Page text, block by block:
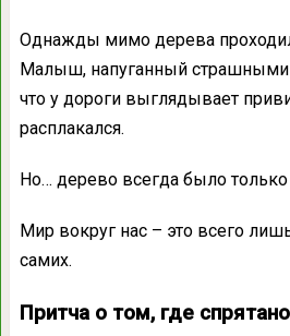
Однажды мимо дерева
Малыш, напуганный страшными
что у дороги выглядывает
расплакался.
Но… дерево всегда было
Мир вокруг нас – это всего
самих.
Притча о том, где